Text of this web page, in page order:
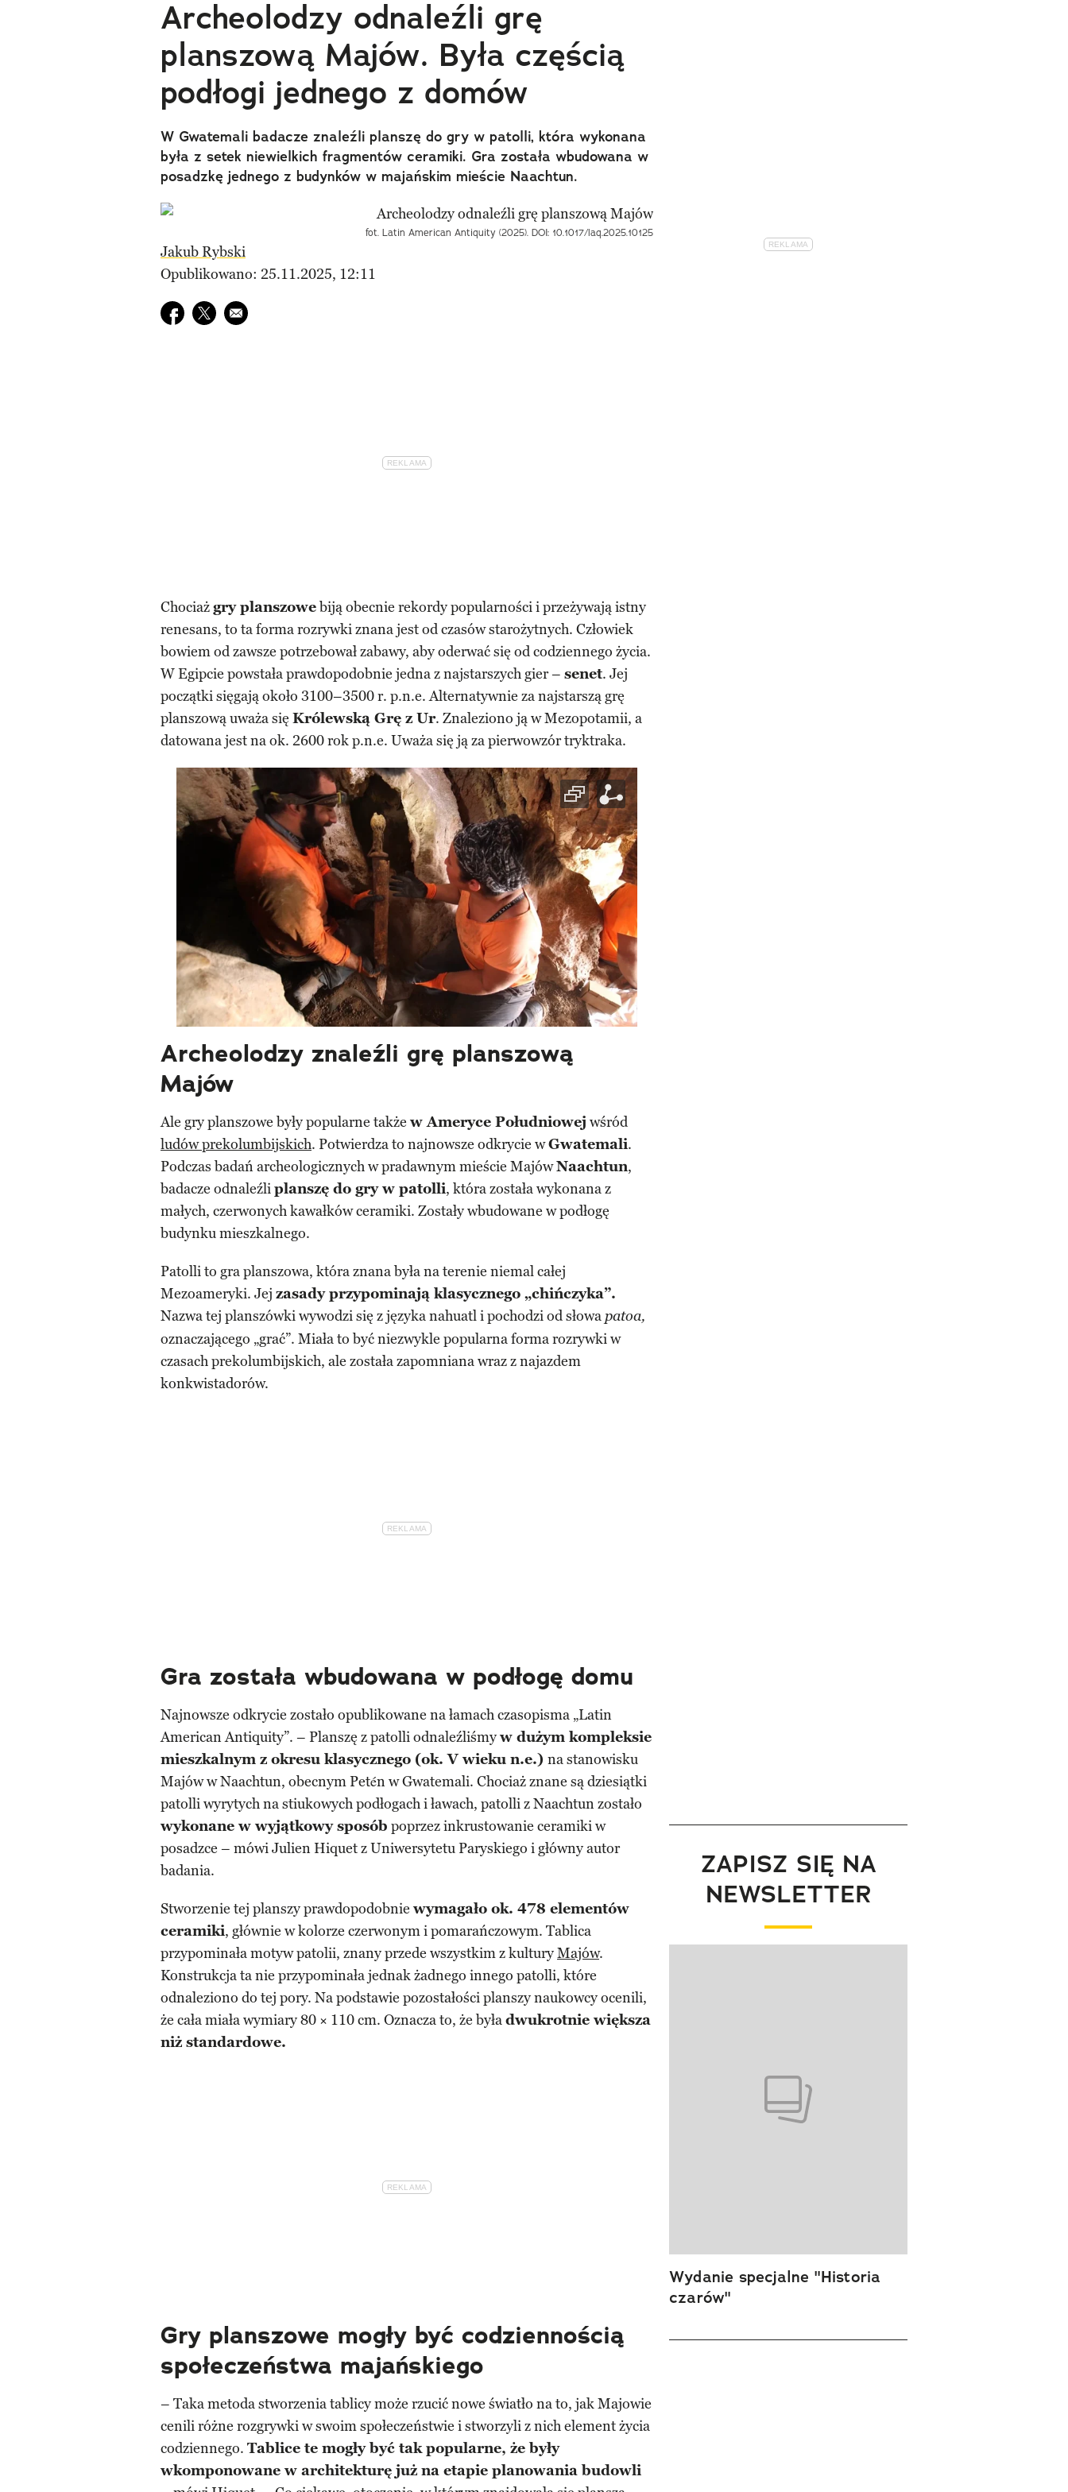
Archeolodzy odnaleźli grę
planszową Majów. Była częścią
podłogi jednego z domów
W Gwatemali badacze znaleźli planszę do gry w patolli, która wykonana
była z setek niewielkich fragmentów ceramiki. Gra została wbudowana w
posadzkę jednego z budynków w majańskim mieście Naachtun.
fot. Latin American Antiquity (2025). DOI: 10.1017/laq.2025.10125
Jakub Rybski
Opublikowano: 25.11.2025, 12:11
Udostępnij na facebook
Udostępnij na twitter
E-mail do przyjaciela
Chociażgry planszowebiją obecnie rekordy popularności i przeżywają istny
renesans, to ta forma rozrywki znana jest od czasów starożytnych. Człowiek
bowiem od zawsze potrzebował zabawy, aby oderwać się od codziennego życia.
W Egipcie powstała prawdopodobnie jedna z najstarszych gier – senet. Jej
początki sięgają około 3100–3500 r. p.n.e. Alternatywnie za najstarszą grę
planszową uważa się Królewską Grę z Ur. Znaleziono ją w Mezopotamii, a
datowana jest na ok. 2600 rok p.n.e. Uważa się ją za pierwowzór tryktraka.
Archeolodzy znaleźli grę planszową
Majów
Ale gry planszowe były popularne także w Ameryce Południowej wśród
ludów prekolumbijskich. Potwierdza to najnowsze odkrycie wGwatemali.
Podczas badań archeologicznych w pradawnym mieście MajówNaachtun,
badacze odnaleźliplanszę do gry w patolli, która została wykonana z
małych, czerwonych kawałków ceramiki. Zostały wbudowane w podłogę
budynku mieszkalnego.
Patolli to gra planszowa, która znana była na terenie niemal całej
Mezoameryki. Jej zasady przypominają klasycznego „chińczyka”.
Nazwa tej planszówki wywodzi się z języka nahuatl i pochodzi od słowapatoa,
oznaczającego „grać”. Miała to być niezwykle popularna forma rozrywki w
czasach prekolumbijskich, ale została zapomniana wraz z najazdem
konkwistadorów.
Gra została wbudowana w podłogę domu
Najnowsze odkrycie zostało opublikowane na łamach czasopisma „Latin
American Antiquity”. – Planszę z patolli odnaleźliśmyw dużym kompleksie
mieszkalnym z okresu klasycznego (ok. V wieku n.e.) na stanowisku
Majów w Naachtun, obecnym Petén w Gwatemali. Chociaż znane są dziesiątki
patolli wyrytych na stiukowych podłogach i ławach, patolli z Naachtun zostało
wykonane w wyjątkowy sposób poprzez inkrustowanie ceramiki w
posadzce – mówi Julien Hiquet z Uniwersytetu Paryskiego i główny autor
badania.
Stworzenie tej planszy prawdopodobnie wymagało ok. 478 elementów
ceramiki, głównie w kolorze czerwonym i pomarańczowym. Tablica
przypominała motyw patolii, znany przede wszystkim z kulturyMajów.
Konstrukcja ta nie przypominała jednak żadnego innego patolli, które
odnaleziono do tej pory. Na podstawie pozostałości planszy naukowcy ocenili,
że cała miała wymiary 80 × 110 cm. Oznacza to, że byładwukrotnie większa
niż standardowe.
Gry planszowe mogły być codziennością
społeczeństwa majańskiego
– Taka metoda stworzenia tablicy może rzucić nowe światło na to, jak Majowie
cenili różne rozgrywki w swoim społeczeństwie i stworzyli z nich element życia
codziennego. Tablice te mogły być tak popularne, że były
wkomponowane w architekturę już na etapie planowania budowli
ZAPISZ SIĘ NA
NEWSLETTER
Wydanie specjalne "Historia
czarów"